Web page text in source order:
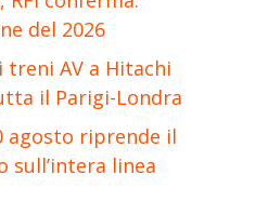
del 2026
treni AV a Hitachi
il Parigi-Londra
agosto riprende il
sull’intera linea